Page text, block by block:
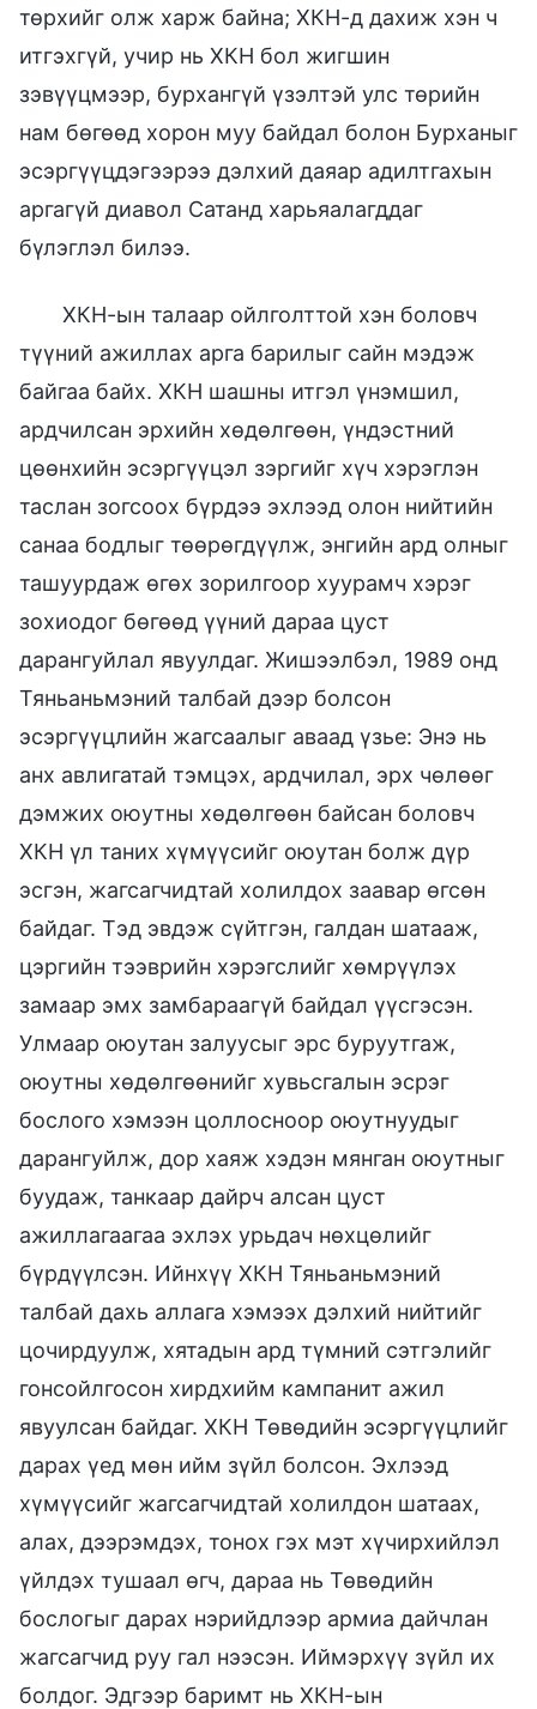
төрхийг олж харж байна; ХКН-д дахиж хэн ч
итгэхгүй, учир нь ХКН бол жигшин
зэвүүцмээр, бурхангүй үзэлтэй улс төрийн
нам бөгөөд хорон муу байдал болон Бурханыг
эсэргүүцдэгээрээ дэлхий даяар адилтгахын
аргагүй диавол Сатанд харьяалагддаг
бүлэглэл билээ.
ХКН-ын талаар ойлголттой хэн боловч
түүний ажиллах арга барилыг сайн мэдэж
байгаа байх. ХКН шашны итгэл үнэмшил,
ардчилсан эрхийн хөдөлгөөн, үндэстний
цөөнхийн эсэргүүцэл зэргийг хүч хэрэглэн
таслан зогсоох бүрдээ эхлээд олон нийтийн
санаа бодлыг төөрөгдүүлж, энгийн ард олныг
ташуурдаж өгөх зорилгоор хуурамч хэрэг
зохиодог бөгөөд үүний дараа цуст
дарангуйлал явуулдаг. Жишээлбэл, 1989 онд
Тяньаньмэний талбай дээр болсон
эсэргүүцлийн жагсаалыг аваад үзье: Энэ нь
анх авлигатай тэмцэх, ардчилал, эрх чөлөөг
дэмжих оюутны хөдөлгөөн байсан боловч
ХКН үл таних хүмүүсийг оюутан болж дүр
эсгэн, жагсагчидтай холилдох заавар өгсөн
байдаг. Тэд эвдэж сүйтгэн, галдан шатааж,
цэргийн тээврийн хэрэгслийг хөмрүүлэх
замаар эмх замбараагүй байдал үүсгэсэн.
Улмаар оюутан залуусыг эрс буруутгаж,
оюутны хөдөлгөөнийг хувьсгалын эсрэг
бослого хэмээн цоллосноор оюутнуудыг
дарангуйлж, дор хаяж хэдэн мянган оюутныг
буудаж, танкаар дайрч алсан цуст
ажиллагаагаа эхлэх урьдач нөхцөлийг
бүрдүүлсэн. Ийнхүү ХКН Тяньаньмэний
талбай дахь аллага хэмээх дэлхий нийтийг
цочирдуулж, хятадын ард түмний сэтгэлийг
гонсойлгосон хирдхийм кампанит ажил
явуулсан байдаг. ХКН Төвөдийн эсэргүүцлийг
дарах үед мөн ийм зүйл болсон. Эхлээд
хүмүүсийг жагсагчидтай холилдон шатаах,
алах, дээрэмдэх, тонох гэх мэт хүчирхийлэл
үйлдэх тушаал өгч, дараа нь Төвөдийн
бослогыг дарах нэрийдлээр армиа дайчлан
жагсагчид руу гал нээсэн. Иймэрхүү зүйл их
болдог. Эдгээр баримт нь ХКН-ын